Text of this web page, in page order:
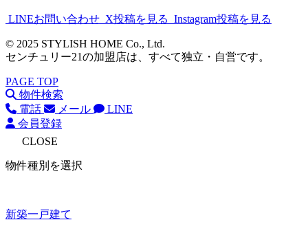
LINEお問い合わせ X投稿を見る Instagram投稿を見る
© 2025 STYLISH HOME Co., Ltd.
センチュリー21の加盟店は、すべて独立・自営です。
PAGE TOP
物件検索
電話
メール
LINE
会員登録
CLOSE
物件種別を選択
新築一戸建て